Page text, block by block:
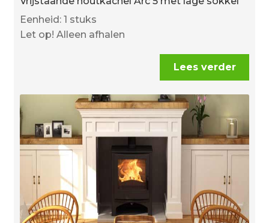
Eenheid: 1 stuks
Let op! Alleen afhalen
Lees verder